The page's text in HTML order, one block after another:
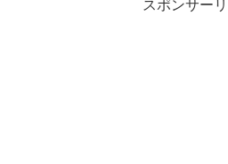
スポンサー